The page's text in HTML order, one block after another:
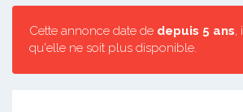
Cette annonce date de depuis 5 ans,
qu'elle ne soit plus disponible.